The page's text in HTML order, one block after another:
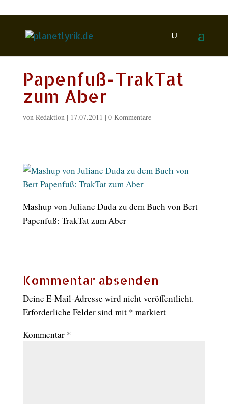
Papenfuß-TrakTat
zum Aber
von Redaktion| 17.07.2011 | 0 Kommentare
Mashup von Juliane Duda zu dem Buch von Bert
Papenfuß: TrakTat zum Aber
Kommentar absenden
Deine E-Mail-Adresse wird nicht veröffentlicht.
Erforderliche Felder sind mit * markiert
Kommentar *